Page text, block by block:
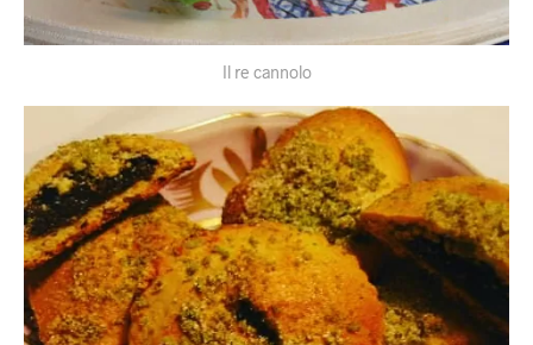
Il re cannolo